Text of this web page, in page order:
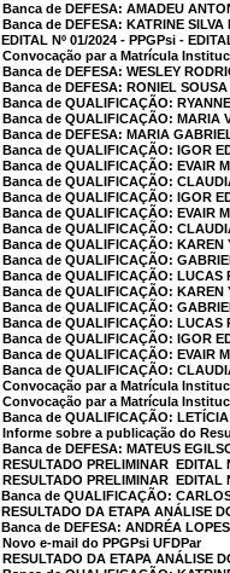
Banca de DEFESA: AMADEU
Banca de DEFESA: KATRINE SILVA
EDITAL Nº 01/2024 - PPGPsi -
Convocação par a Matrícula
Banca de DEFESA: WESLEY
Banca de DEFESA: RONIEL SOUSA
Banca de QUALIFICAÇÃO:
Banca de QUALIFICAÇÃO: MARIA
Banca de DEFESA: MARIA
Banca de QUALIFICAÇÃO: IGOR
Banca de QUALIFICAÇÃO: EVAIR
Banca de QUALIFICAÇÃO:
Banca de QUALIFICAÇÃO: IGOR
Banca de QUALIFICAÇÃO: EVAIR
Banca de QUALIFICAÇÃO:
Banca de QUALIFICAÇÃO: KAREN
Banca de QUALIFICAÇÃO:
Banca de QUALIFICAÇÃO: LUCAS
Banca de QUALIFICAÇÃO: KAREN
Banca de QUALIFICAÇÃO:
Banca de QUALIFICAÇÃO: LUCAS
Banca de QUALIFICAÇÃO: IGOR
Banca de QUALIFICAÇÃO: EVAIR
Banca de QUALIFICAÇÃO:
Convocação par a Matrícula
Convocação par a Matrícula
Banca de QUALIFICAÇÃO:
Informe sobre a publicação do
Banca de DEFESA: MATEUS
RESULTADO PRELIMINAR  EDITAL
RESULTADO PRELIMINAR  EDITAL
Banca de QUALIFICAÇÃO:
RESULTADO DA ETAPA ANÁLISE
Banca de DEFESA: ANDRÉA
Novo e-mail do PPGPsi UFDPar
RESULTADO DA ETAPA ANÁLISE